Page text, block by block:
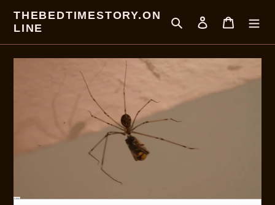
zum
Inhalt
THEBEDTIMESTORY.ON
LINE
Suchen Einloggen